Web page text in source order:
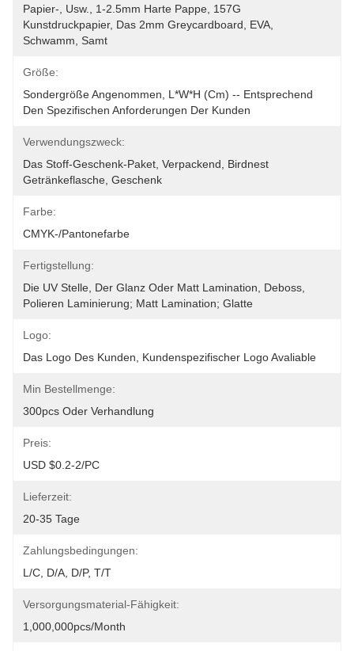
Papier-, Usw., 1-2.5mm Harte Pappe, 157G
Kunstdruckpapier, Das 2mm Greycardboard, EVA,
Schwamm, Samt
Größe:
Sondergröße Angenommen, L*W*H (cm) -- Entsprechend
Den Spezifischen Anforderungen Der Kunden
Verwendungszweck:
Das Stoff-Geschenk-Paket, Verpackend, Birdnest
Getränkeflasche, Geschenk
Farbe:
CMYK-/Pantonefarbe
Fertigstellung:
Die UV Stelle, Der Glanz Oder Matt Lamination, Deboss,
Polieren Laminierung; Matt Lamination; Glatte
Logo:
Das Logo Des Kunden, Kundenspezifischer Logo Avaliable
Min Bestellmenge:
300pcs Oder Verhandlung
Preis:
USD $0.2-2/PC
Lieferzeit:
20-35 Tage
Zahlungsbedingungen:
L/C, D/A, D/P, T/T
Versorgungsmaterial-Fähigkeit:
1,000,000pcs/month